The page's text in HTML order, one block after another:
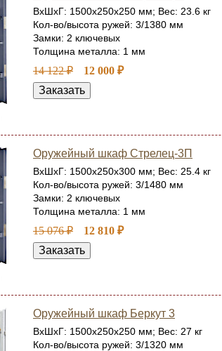
ВхШхГ: 1500x250x250 мм; Вес: 23.6 кг
Кол-во/высота ружей: 3/1380 мм
Замки: 2 ключевых
Толщина металла: 1 мм
14 122 ₽ 12 000 ₽
Оружейный шкаф Стрелец-3П
ВхШхГ: 1500x250x300 мм; Вес: 25.4 кг
Кол-во/высота ружей: 3/1480 мм
Замки: 2 ключевых
Толщина металла: 1 мм
15 076 ₽ 12 810 ₽
Оружейный шкаф Беркут 3
ВхШхГ: 1500x250x250 мм; Вес: 27 кг
Кол-во/высота ружей: 3/1320 мм